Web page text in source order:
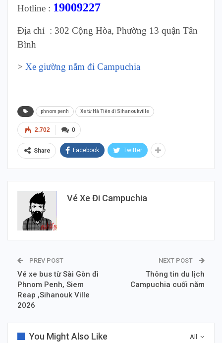
Hotline : 19009227
Địa chỉ : 302 Cộng Hòa, Phường 13 quận Tân
Bình
> Xe giường nằm đi Campuchia
phnom penh Xe từ Hà Tiên đi Sihanoukville
0
2.702
Share Facebook Twitter
Vé Xe Đi Campuchia
PREV POST
Vé xe bus từ Sài Gòn đi
Phnom Penh, Siem
Reap ,Sihanouk Ville
2026
NEXT POST
Thông tin du lịch
Campuchia cuối năm
All
You Might Also Like